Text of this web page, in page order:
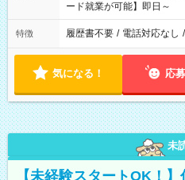
ード就業が可能】即日～
特徴 履歴書不要 / 電話対応なし /
気になる！ 応
未
【未経験スタートOK！